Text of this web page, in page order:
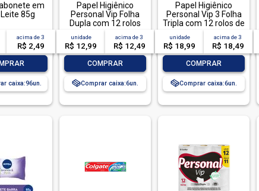
em
85g
acima de3
R$ 2,49
caixa:96
Papel Higiênico
Personal Vip Folha
Dupla com 12 rolos
de 20 metros
unidade
R$ 12,99
acima de3
R$ 12,49
COMPRAR
Comprar caixa:6
Papel Higiênico
Personal Vip 3 Folha
Tripla com 12 rolos de
20 metros
unidade
R$ 18,99
acima de3
R$ 18,49
COMPRAR
Comprar caixa:6